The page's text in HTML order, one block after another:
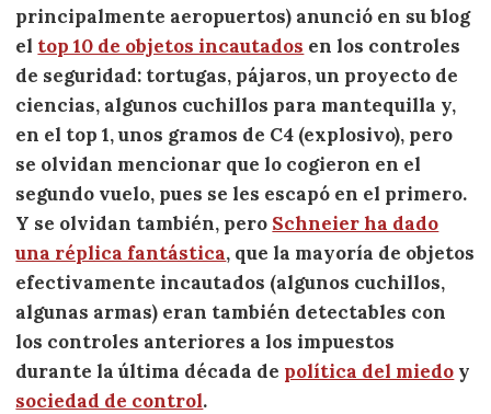
principalmente aeropuertos) anunció en su blog
el top 10 de objetos incautados en los controles
de seguridad: tortugas, pájaros, un proyecto de
ciencias, algunos cuchillos para mantequilla y,
en el top 1, unos gramos de C4 (explosivo), pero
se olvidan mencionar que lo cogieron en el
segundo vuelo, pues se les escapó en el primero.
Y se olvidan también, pero Schneier ha dado
una réplica fantástica, que la mayoría de objetos
efectivamente incautados (algunos cuchillos,
algunas armas) eran también detectables con
los controles anteriores a los impuestos
durante la última década de política del miedo y
sociedad de control.